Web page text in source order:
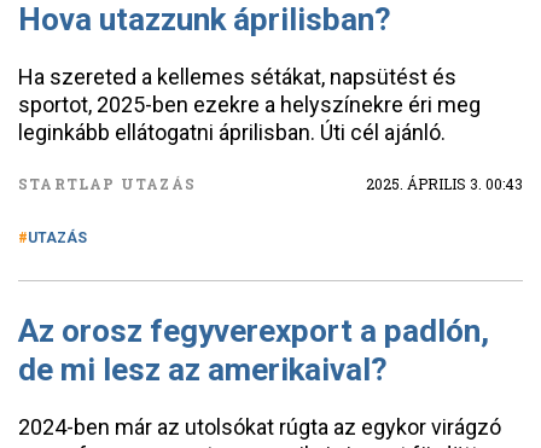
Hova utazzunk áprilisban?
Ha szereted a kellemes sétákat, napsütést és
sportot, 2025-ben ezekre a helyszínekre éri meg
leginkább ellátogatni áprilisban. Úti cél ajánló.
STARTLAP UTAZÁS 2025. ÁPRILIS 3. 00:43
UTAZÁS
Az orosz fegyverexport a padlón,
de mi lesz az amerikaival?
2024-ben már az utolsókat rúgta az egykor virágzó